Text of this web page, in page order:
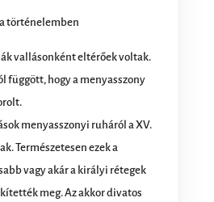
történelemben
vallásonként eltérőek voltak.
függött, hogy a menyasszony
menyasszonyi ruháról a XV.
Természetesen ezek a
vagy akár a királyi rétegek
meg. Az akkor divatos